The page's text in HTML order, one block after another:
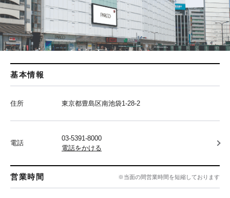
基本情報
住所 東京都豊島区南池袋1-28-2
電話
03-5391-8000
電話をかける
営業時間 ※当面の間営業時間を短縮しております